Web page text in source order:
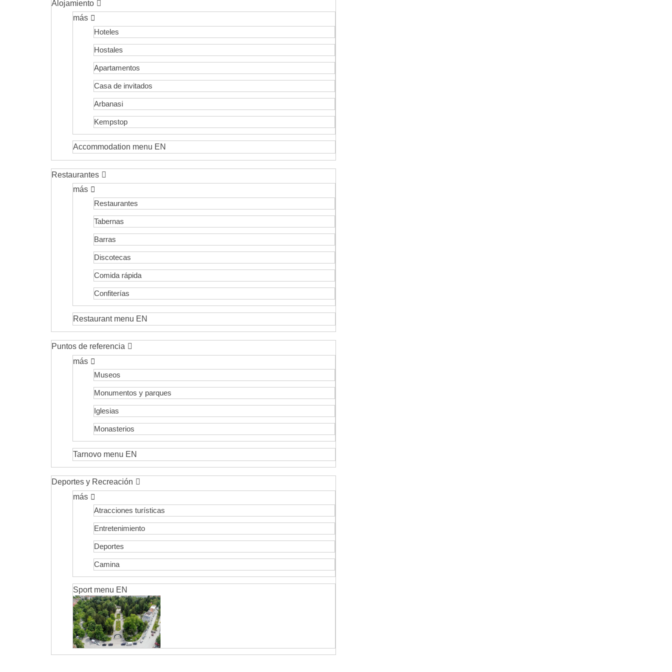
Alojamiento
más
Hoteles
Hostales
Apartamentos
Casa de invitados
Arbanasi
Kempstop
Accommodation menu EN
Restaurantes
más
Restaurantes
Tabernas
Barras
Discotecas
Comida rápida
Confiterías
Restaurant menu EN
Puntos de referencia
más
Museos
Monumentos y parques
Iglesias
Monasterios
Tarnovo menu EN
Deportes y Recreación
más
Atracciones turísticas
Entretenimiento
Deportes
Camina
Sport menu EN